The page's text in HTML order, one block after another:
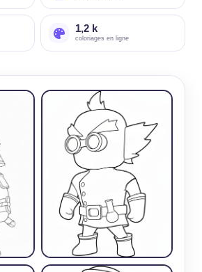
1,2 k
coloriages en ligne